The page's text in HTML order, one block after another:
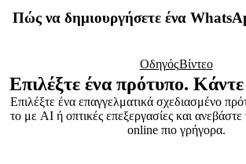
Πώς να δημιουργήσετε ένα
ΟδηγόςΒίντεο
Επιλέξτε ένα πρότυπο.
Επιλέξτε ένα επαγγελματικά σχεδιασμένο
το με AI ή οπτικές επεξεργασίες και ανεβάστε
online πιο γρήγορα.